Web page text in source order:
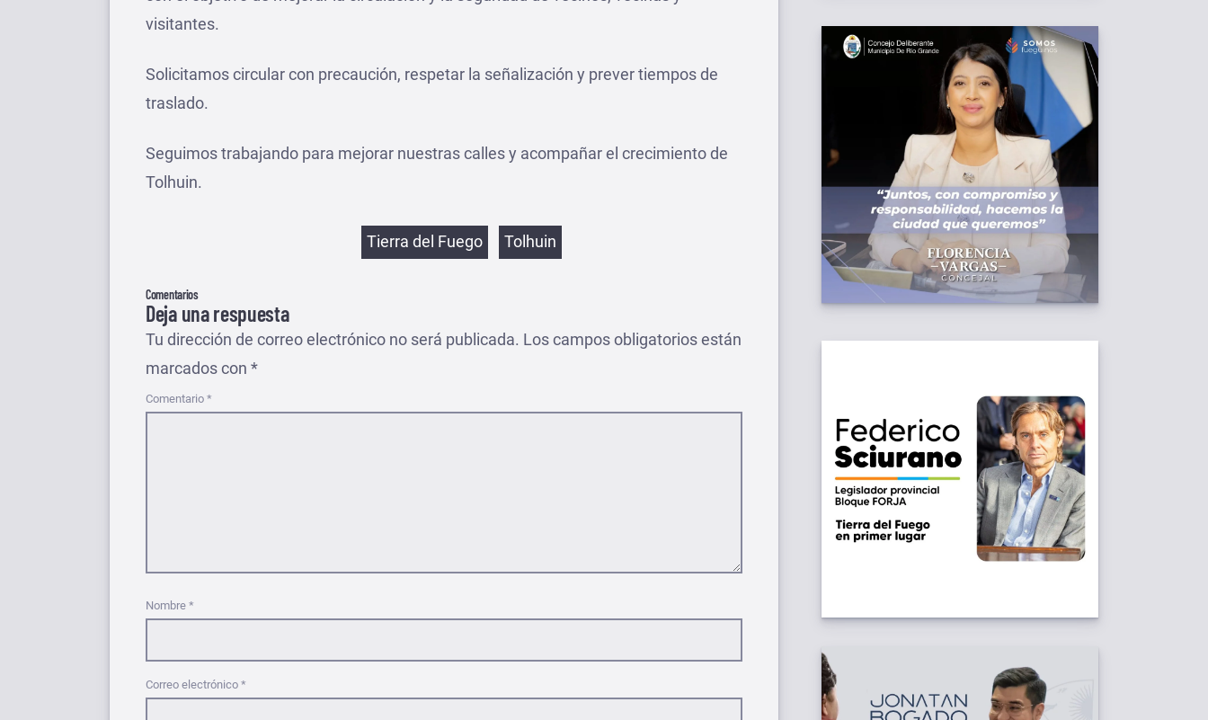
visitantes.
Solicitamos circular con precaución, respetar la señalización y prever tiempos de
traslado.
Seguimos trabajando para mejorar nuestras calles y acompañar el crecimiento de
Tolhuin.
Etiquetas
Tierra del Fuego Tolhuin
Comentarios
Deja una respuesta
Tu dirección de correo electrónico no será publicada. Los campos obligatorios están
marcados con *
Comentario *
Nombre *
Correo electrónico *